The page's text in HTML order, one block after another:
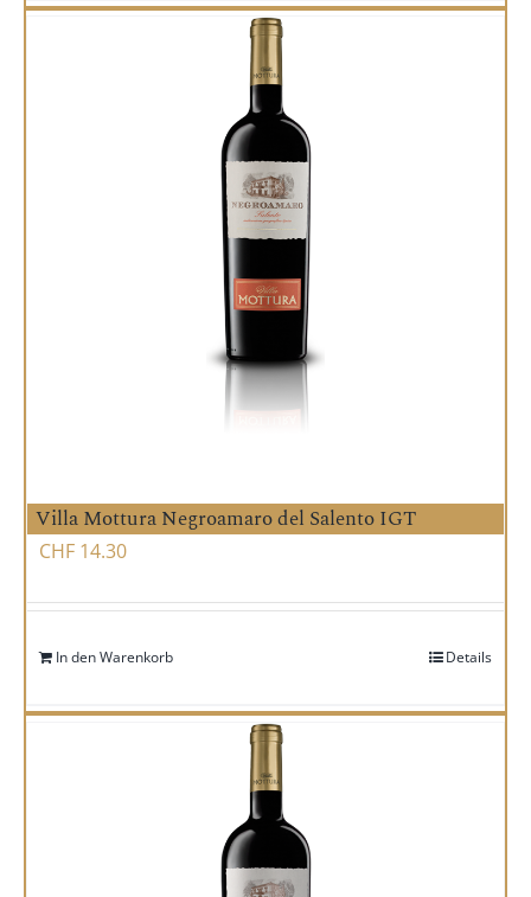
Villa Mottura Negroamaro del Salento IGT
CHF 14.30
In den Warenkorb Details